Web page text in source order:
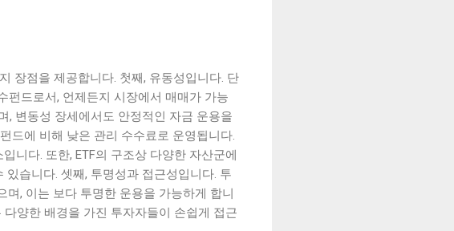
장점을 제공합니다. 첫째, 유동성입니다. 단
펀드로서, 언제든지 시장에서 매매가 가능
, 변동성 장세에서도 안정적인 자금 운용을
드에 비해 낮은 관리 수수료로 운영됩니다.
니다. 또한, ETF의 구조상 다양한 자산군에
습니다. 셋째, 투명성과 접근성입니다. 투
며, 이는 보다 투명한 운용을 가능하게 합니
양한 배경을 가진 투자자들이 손쉽게 접근